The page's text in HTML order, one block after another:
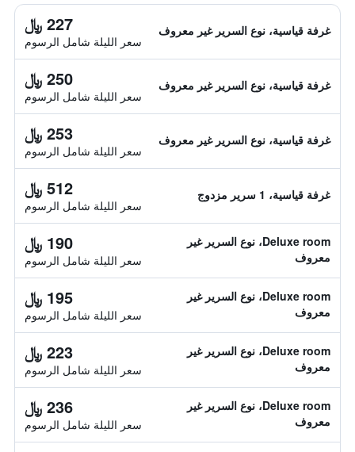
غرفة قياسية، نوع السرير غير معروف 227 ﷼
سعر الليلة شامل الرسوم
غرفة قياسية، نوع السرير غير معروف 250 ﷼
سعر الليلة شامل الرسوم
غرفة قياسية، نوع السرير غير معروف 253 ﷼
سعر الليلة شامل الرسوم
غرفة قياسية، 1 سرير مزدوج 512 ﷼
سعر الليلة شامل الرسوم
Deluxe room، نوع السرير غير
معروف
190 ﷼
سعر الليلة شامل الرسوم
Deluxe room، نوع السرير غير
معروف
195 ﷼
سعر الليلة شامل الرسوم
Deluxe room، نوع السرير غير
معروف
223 ﷼
سعر الليلة شامل الرسوم
Deluxe room، نوع السرير غير
معروف
236 ﷼
سعر الليلة شامل الرسوم